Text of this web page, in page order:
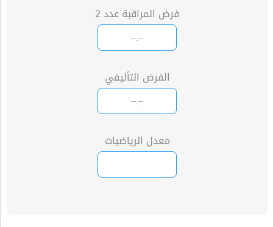
فرض المراقبة عدد 2
الفرض التأليفي
معدل الرياضيات